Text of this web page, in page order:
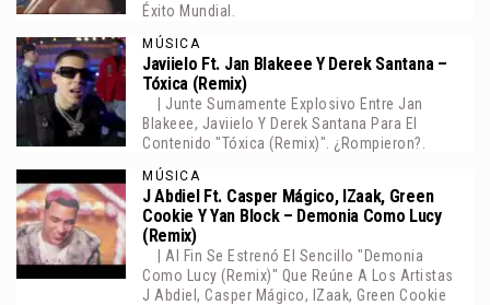
Éxito Mundial.
MÚSICA
Javiielo Ft. Jan Blakeee Y Derek Santana –
Tóxica (Remix)
| Junte Sumamente Explosivo Entre Jan
Blakeee, Javiielo Y Derek Santana Para El
Contenido "Tóxica (Remix)". ¿Rompieron?.
MÚSICA
J Abdiel Ft. Casper Mágico, IZaak, Green
Cookie Y Yan Block – Demonia Como Lucy
(Remix)
| Al Fin Se Estrenó El Sencillo "Demonia
Como Lucy (Remix)" Que Reúne A Los Artistas
J Abdiel, Casper Mágico, IZaak, Green Cookie